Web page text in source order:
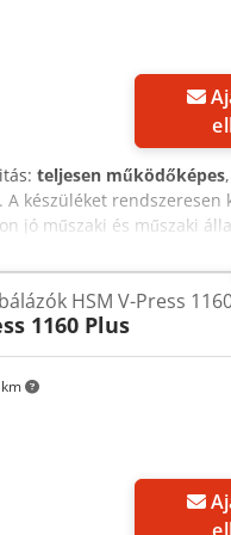
Vágásszélesség:
(mag. x hossz. x
Ajánlatkérés
teljesen működőképes
A készüléket
jó műszaki és műszaki
szélessége x
mm Szélesség x Magasság
fólia, vegyes
távolságtól függ
neve, de a
és egyéb szállítási
Fizetés készpénzben,
nagy
gyorsan szállítani.
ki - ÁFA nélkül.
HSM V-Press
1160 Plus
Ajánlatkérés